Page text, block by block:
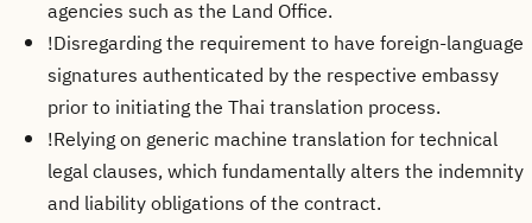
agencies such as the Land Office.
!Disregarding the requirement to have foreign-language
signatures authenticated by the respective embassy
prior to initiating the Thai translation process.
!Relying on generic machine translation for technical
legal clauses, which fundamentally alters the indemnity
and liability obligations of the contract.